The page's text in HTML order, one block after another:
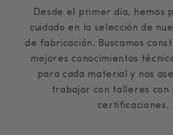
Desde el primer día, hemos
cuidado en la selección de
de fabricación. Buscamos
mejores conocimientos
para cada material y nos
trabajar con talleres con
certificaciones.